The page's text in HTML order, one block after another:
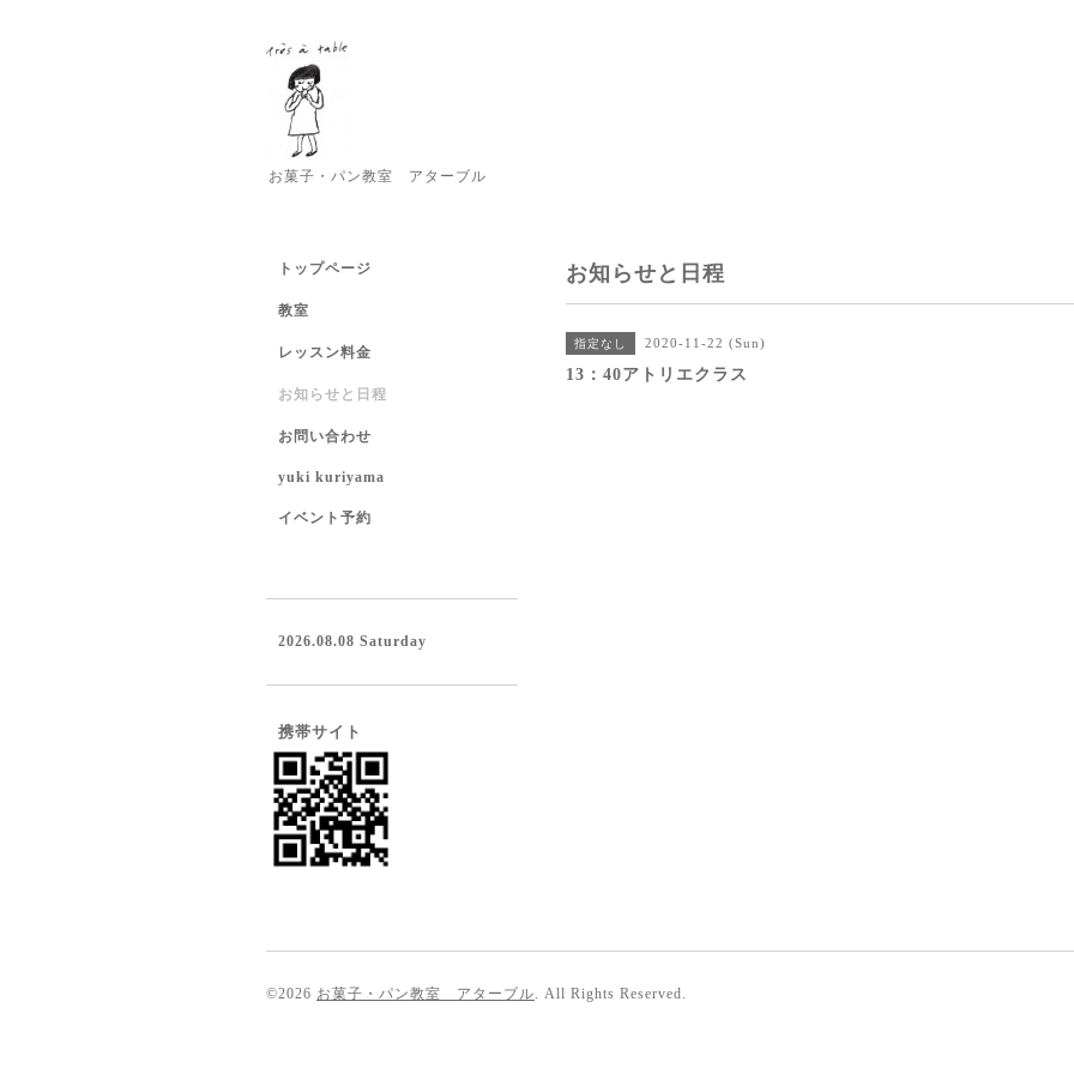
お菓子・パン教室 アターブル
お知らせと日程
指定なし 2020-11-22 (Sun)
13：40アトリエクラス
トップページ
教室
レッスン料金
お知らせと日程
お問い合わせ
yuki kuriyama
イベント予約
2026.08.08 Saturday
携帯サイト
©2026 お菓子・パン教室 アターブル. All Rights Reserved.